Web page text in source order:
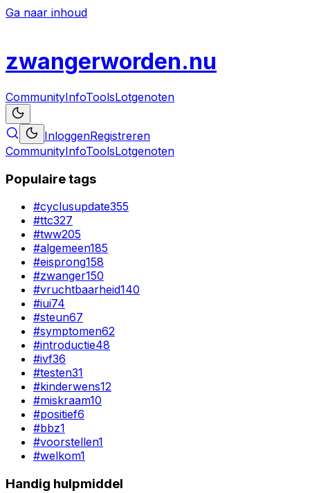
Ga naar inhoud
zwangerworden.nu
CommunityInfoToolsLotgenoten
InloggenRegistreren
CommunityInfoToolsLotgenoten
Populaire tags
#cyclusupdate355
#ttc327
#tww205
#algemeen185
#eisprong158
#zwanger150
#vruchtbaarheid140
#iui74
#steun67
#symptomen62
#introductie48
#ivf36
#testen31
#kinderwens12
#miskraam10
#positief6
#bbz1
#voorstellen1
#welkom1
Handig hulpmiddel